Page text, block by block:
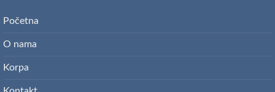
Početna
O nama
Korpa